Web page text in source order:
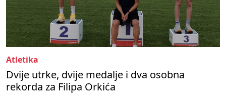
Atletika
Dvije utrke, dvije medalje i dva osobna
rekorda za Filipa Orkića